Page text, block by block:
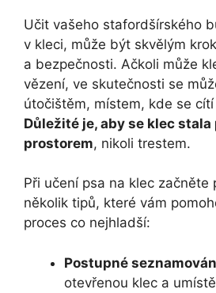
Učit vašeho stafordšírského
v kleci, může být skvělým
a bezpečnosti. Ačkoli může
vězení, ve skutečnosti se
útočištěm, místem, kde se
Důležité je, aby se klec
prostorem, nikoli trestem.
Při učení psa na klec začněte
několik tipů, které vám
proces co nejhladší:
Postupné
otevřenou klec a